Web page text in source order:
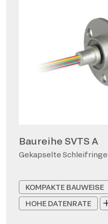
Baureihe SVTS A
Gekapselte Schleifringe
KOMPAKTE BAUWEISE
HOHE DATENRATE